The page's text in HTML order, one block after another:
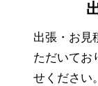
出張・お見
ただいてお
せください。